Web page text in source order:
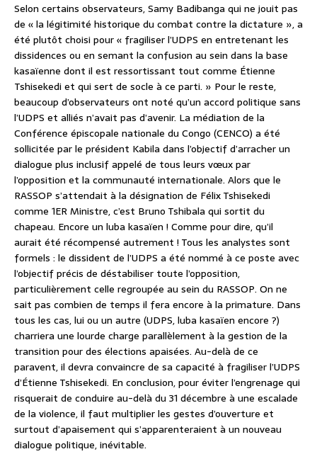
Selon certains observateurs, Samy Badibanga qui ne jouit pas
de « la légitimité historique du combat contre la dictature », a
été plutôt choisi pour « fragiliser l’UDPS en entretenant les
dissidences ou en semant la confusion au sein dans la base
kasaïenne dont il est ressortissant tout comme Étienne
Tshisekedi et qui sert de socle à ce parti. » Pour le reste,
beaucoup d’observateurs ont noté qu’un accord politique sans
l’UDPS et alliés n’avait pas d’avenir. La médiation de la
Conférence épiscopale nationale du Congo (CENCO) a été
sollicitée par le président Kabila dans l’objectif d’arracher un
dialogue plus inclusif appelé de tous leurs vœux par
l’opposition et la communauté internationale. Alors que le
RASSOP s’attendait à la désignation de Félix Tshisekedi
comme 1ER Ministre, c’est Bruno Tshibala qui sortit du
chapeau. Encore un luba kasaïen ! Comme pour dire, qu’il
aurait été récompensé autrement ! Tous les analystes sont
formels : le dissident de l’UDPS a été nommé à ce poste avec
l’objectif précis de déstabiliser toute l’opposition,
particulièrement celle regroupée au sein du RASSOP. On ne
sait pas combien de temps il fera encore à la primature. Dans
tous les cas, lui ou un autre (UDPS, luba kasaïen encore ?)
charriera une lourde charge parallèlement à la gestion de la
transition pour des élections apaisées. Au-delà de ce
paravent, il devra convaincre de sa capacité à fragiliser l’UDPS
d’Étienne Tshisekedi. En conclusion, pour éviter l’engrenage qui
risquerait de conduire au-delà du 31 décembre à une escalade
de la violence, il faut multiplier les gestes d’ouverture et
surtout d’apaisement qui s’apparenteraient à un nouveau
dialogue politique, inévitable.